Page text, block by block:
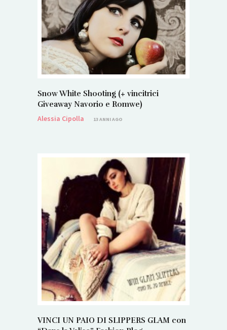
Snow White Shooting (+ vincitrici
Giveaway Navorio e Romwe)
Alessia Cipolla
13 ANNI AGO
VINCI UN PAIO DI SLIPPERS GLAM con